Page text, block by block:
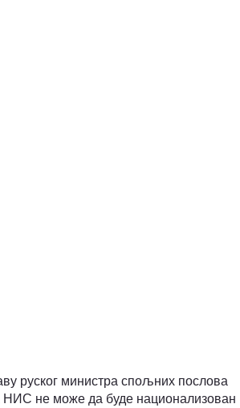
руског министра спољних послова
НИС не може да буде национализован